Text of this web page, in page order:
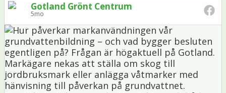
Gotland Grönt Centrum
5mo